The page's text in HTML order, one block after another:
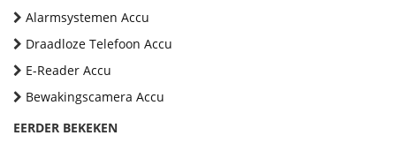
Alarmsystemen Accu
Draadloze Telefoon Accu
E-Reader Accu
Bewakingscamera Accu
EERDER BEKEKEN